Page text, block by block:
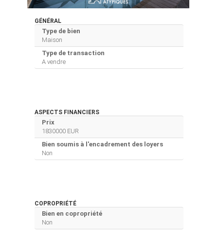
GÉNÉRAL
Type de bien
Maison
Type de transaction
A vendre
ASPECTS FINANCIERS
Prix
1830000 EUR
Bien soumis à l'encadrement des loyers
Non
COPROPRIÉTÉ
Bien en copropriété
Non